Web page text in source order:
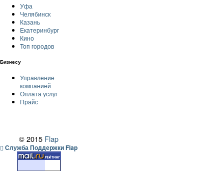
Уфа
Челябинск
Казань
Екатеринбург
Кино
Топ городов
Бизнесу
Управление
компанией
Оплата услуг
Прайс
© 2015 Flap
Служба Поддержки Flap